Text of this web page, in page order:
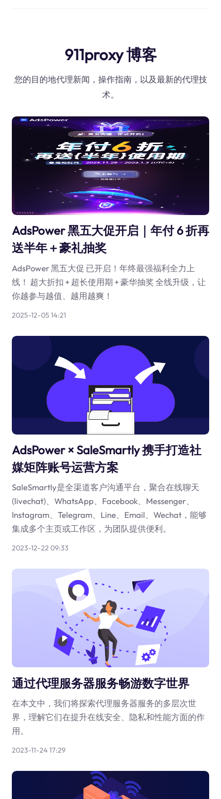
911proxy 博客
您的目的地代理新闻，操作指南，以及最新的代理技
术。
AdsPower 黑五大促开启｜年付 6 折再
送半年＋豪礼抽奖
AdsPower 黑五大促 已开启！年终最强福利全力上
线！ 超大折扣 + 超长使用期 + 豪华抽奖 全线升级，让
你越参与越值、越用越爽！
2025-12-05 14:21
AdsPower × SaleSmartly 携手打造社
媒矩阵账号运营方案
SaleSmartly是全渠道客户沟通平台，聚合在线聊天
(livechat)、WhatsApp、Facebook、Messenger、
Instagram、Telegram、Line、Email、Wechat，能够
集成多个主页或工作区，为团队提供便利。
2023-12-22 09:33
通过代理服务器服务畅游数字世界
在本文中，我们将探索代理服务器服务的多层次世
界，理解它们在提升在线安全、隐私和性能方面的作
用。
2023-11-24 17:29